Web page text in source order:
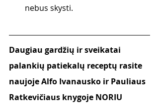
nebus skysti.
Daugiau gardžių ir sveikatai
palankių patiekalų receptų rasite
naujoje Alfo Ivanausko ir Pauliaus
Ratkevičiaus knygoje NORIU